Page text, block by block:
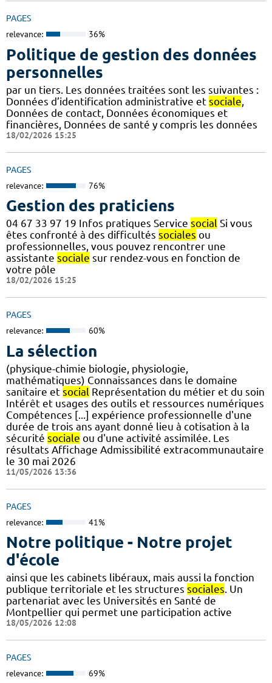
PAGES
relevance: 36%
Politique de gestion des données
personnelles
par un tiers. Les données traitées sont les suivantes :
Données d’identification administrative et sociale
Données de contact, Données économiques et
financières, Données de santé y compris les données
18/02/2026 15:25
PAGES
relevance: 76%
Gestion des praticiens
04 67 33 97 19 Infos pratiques Service social Si vous
êtes confronté à des difficultés sociales ou
professionnelles, vous pouvez rencontrer une
assistante sociale sur rendez-vous en fonction de
votre pôle
18/02/2026 15:25
PAGES
relevance: 60%
La sélection
(physique-chimie biologie, physiologie,
mathématiques) Connaissances dans le domaine
sanitaire et social Représentation du métier et du soin
Intérêt et usages des outils et ressources numériques
Compétences [...] expérience professionnelle d'une
durée de trois ans ayant donné lieu à cotisation à la
sécurité sociale ou d'une activité assimilée. Les
résultats Affichage Admissibilité extracommunautaire
le 30 mai 2026
11/05/2026 13:36
PAGES
relevance: 41%
Notre politique - Notre projet
d'école
ainsi que les cabinets libéraux, mais aussi la fonction
publique territoriale et les structures sociales. Un
partenariat avec les Universités en Santé de
Montpellier qui permet une participation active
18/05/2026 12:08
PAGES
relevance: 69%